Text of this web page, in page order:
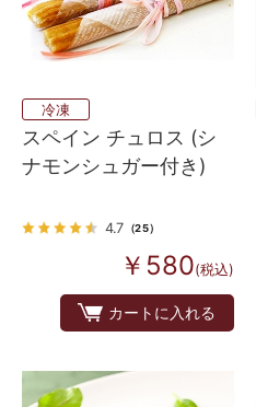
冷凍
スペイン チュロス (シ
ナモンシュガー付き)
4.7 （25）
￥580(税込)
カートに入れる